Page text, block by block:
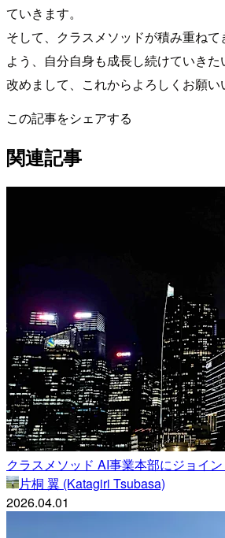
ていきます。
そして、クラスメソッドが積み重ね
よう、自分自身も成長し続けていきた
改めまして、これからよろしくお願い
この記事をシェアする
関連記事
クラスメソッド AI事業本部にジョイン
片桐 翼 (Katagiri Tsubasa)
2026.04.01